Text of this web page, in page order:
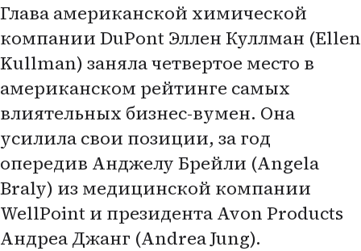
Глава американской химической
компании DuPont Эллен Куллман (Ellen
Kullman) заняла четвертое место в
американском рейтинге самых
влиятельных бизнес-вумен. Она
усилила свои позиции, за год
опередив Анджелу Брейли (Angela
Braly) из медицинской компании
WellPoint и президента Avon Products
Андреа Джанг (Andrea Jung).